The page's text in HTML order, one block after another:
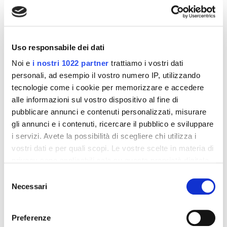
Uso responsabile dei dati
Noi e i nostri 1022 partner trattiamo i vostri dati
personali, ad esempio il vostro numero IP, utilizzando
tecnologie come i cookie per memorizzare e accedere
alle informazioni sul vostro dispositivo al fine di
pubblicare annunci e contenuti personalizzati, misurare
gli annunci e i contenuti, ricercare il pubblico e sviluppare
i servizi. Avete la possibilità di scegliere chi utilizza i
vostri dati e per quali scopi. Le vostre scelte in materia di
modificare o revocare il proprio consenso in qualsiasi
momento dalla Dichiarazione sui cookie o facendo clic
delNecessari
Preferenze
32,00 €
carrello
-42%
55,18 €
-42%